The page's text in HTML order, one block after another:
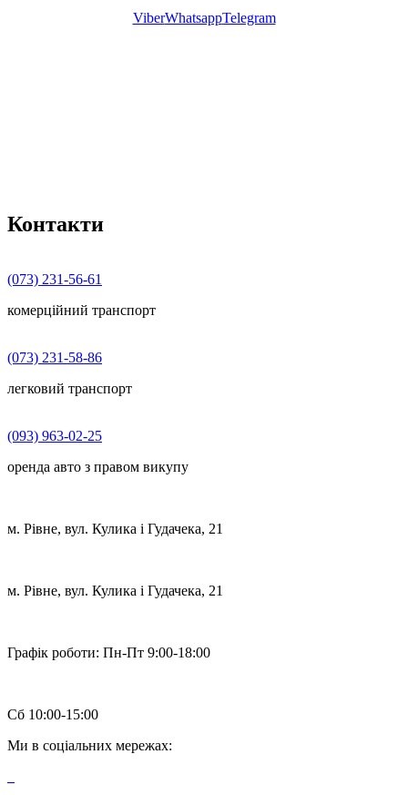
ViberWhatsappTelegram
Контакти
(073) 231-56-61
комерційний транспорт
(073) 231-58-86
легковий транспорт
(093) 963-02-25
оренда авто з правом викупу
м. Рівне, вул. Кулика і Гудачека, 21
м. Рівне, вул. Кулика і Гудачека, 21
Графік роботи: Пн-Пт 9:00-18:00
Сб 10:00-15:00
Ми в соціальних мережах: